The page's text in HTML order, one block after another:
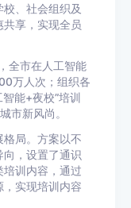
、社会组织及
共享，实现全员
全市在人工智能
万人次；组织各
能+夜校”培训
市新风尚。
格局。方案以不
向，设置了通识
训内容，通过
实现培训内容